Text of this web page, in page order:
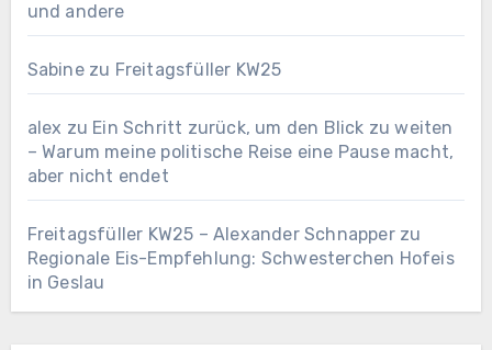
und andere
Sabinezu Freitagsfüller KW25
alex zu Ein Schritt zurück, um den Blick zu weiten
– Warum meine politische Reise eine Pause macht,
aber nicht endet
Freitagsfüller KW25 – Alexander Schnapperzu
Regionale Eis-Empfehlung: Schwesterchen Hofeis
in Geslau